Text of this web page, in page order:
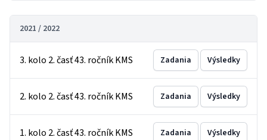
2021 / 2022
3. kolo 2. časť 43. ročník KMS Zadania Výsledky
2. kolo 2. časť 43. ročník KMS Zadania Výsledky
1. kolo 2. časť 43. ročník KMS Zadania Výsledky